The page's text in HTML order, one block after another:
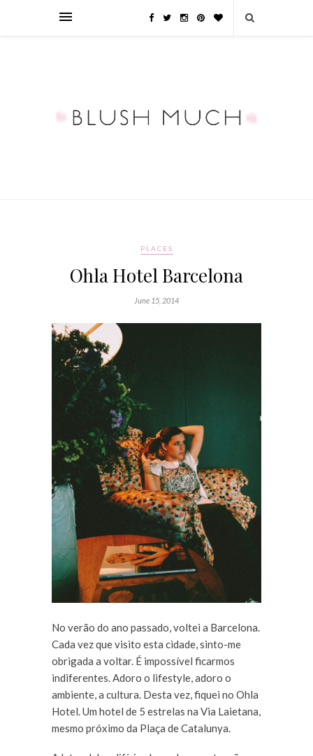
PLACES
Ohla Hotel Barcelona
June 15, 2014
No verão do ano passado, voltei a Barcelona.
Cada vez que visito esta cidade, sinto-me
obrigada a voltar. É impossível ficarmos
indiferentes. Adoro o lifestyle, adoro o
ambiente, a cultura. Desta vez, fiquei no Ohla
Hotel. Um hotel de 5 estrelas na Via Laietana,
mesmo próximo da Plaça de Catalunya.